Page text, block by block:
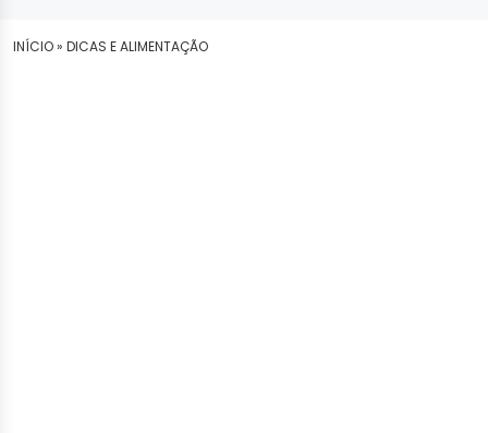
INÍCIO » DICAS E ALIMENTAÇÃO